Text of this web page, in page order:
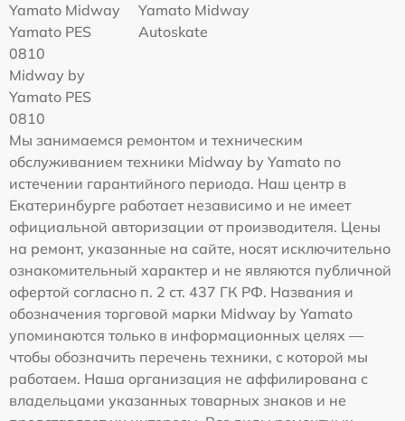
Yamato Midway
Yamato PES
0810
Yamato Midway
Autoskate
Midway by
Yamato PES
0810
Мы занимаемся ремонтом и техническим
обслуживанием техники Midway by Yamato по
истечении гарантийного периода. Наш центр в
Екатеринбурге работает независимо и не имеет
официальной авторизации от производителя. Цены
на ремонт, указанные на сайте, носят исключительно
ознакомительный характер и не являются публичной
офертой согласно п. 2 ст. 437 ГК РФ. Названия и
обозначения торговой марки Midway by Yamato
упоминаются только в информационных целях —
чтобы обозначить перечень техники, с которой мы
работаем. Наша организация не аффилирована с
владельцами указанных товарных знаков и не